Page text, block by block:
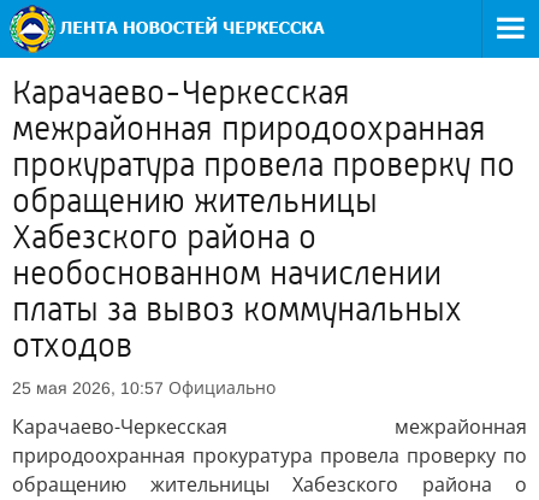
Карачаево-Черкесская
межрайонная природоохранная
прокуратура провела проверку по
обращению жительницы
Хабезского района о
необоснованном начислении
платы за вывоз коммунальных
отходов
25 мая 2026, 10:57 Официально
Карачаево-Черкесская межрайонная
природоохранная прокуратура провела проверку по
обращению жительницы Хабезского района о